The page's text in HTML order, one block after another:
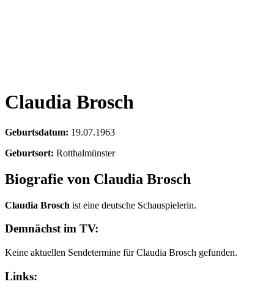
Claudia Brosch
Geburtsdatum: 19.07.1963
Geburtsort: Rotthalmünster
Biografie von Claudia Brosch
Claudia Brosch ist eine deutsche Schauspielerin.
Demnächst im TV:
Keine aktuellen Sendetermine für Claudia Brosch gefunden.
Links: